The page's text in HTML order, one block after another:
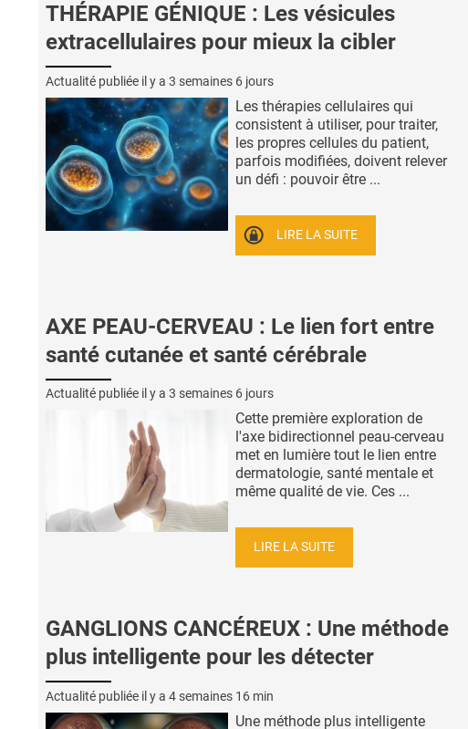
THÉRAPIE GÉNIQUE : Les vésicules
extracellulaires pour mieux la cibler
Actualité publiée il y a 3 semaines 6 jours
Les thérapies cellulaires qui
consistent à utiliser, pour traiter,
les propres cellules du patient,
parfois modifiées, doivent relever
un défi : pouvoir être ...
LIRE LA SUITE
AXE PEAU-CERVEAU : Le lien fort entre
santé cutanée et santé cérébrale
Actualité publiée il y a 3 semaines 6 jours
Cette première exploration de
l'axe bidirectionnel peau-cerveau
met en lumière tout le lien entre
dermatologie, santé mentale et
même qualité de vie. Ces ...
LIRE LA SUITE
GANGLIONS CANCÉREUX : Une méthode
plus intelligente pour les détecter
Actualité publiée il y a 4 semaines 16 min
Une méthode plus intelligente